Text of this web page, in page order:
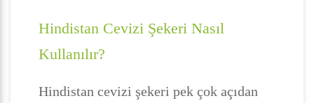
Hindistan Cevizi Şekeri Nasıl
Kullanılır?
Hindistan cevizi şekeri pek çok açıdan